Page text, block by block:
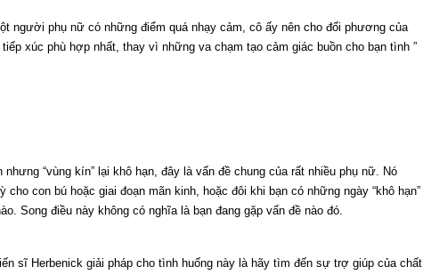
người phụ nữ có những điểm quá nhạy cảm, cô ấy nên cho đối phương của
xúc phù hợp nhất, thay vì những va chạm tạo cảm giác buồn cho bạn tình ”
“vùng kín” lại khô hạn, đây là vấn đề chung của rất nhiều phụ nữ. Nó
con bú hoặc giai đoạn mãn kinh, hoặc đôi khi bạn có những ngày “khô hạn”
Song điều này không có nghĩa là bạn đang gặp vấn đề nào đó.
sĩ Herbenick giải pháp cho tình huống này là hãy tìm đến sự trợ giúp của chất